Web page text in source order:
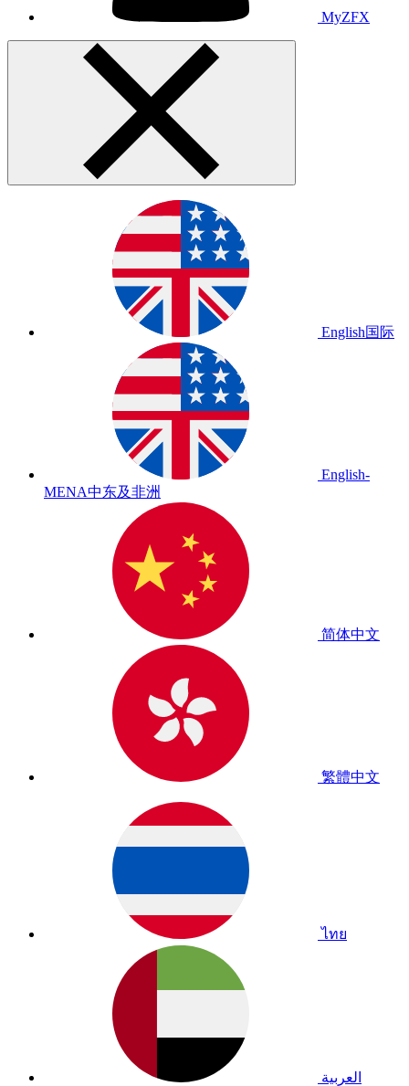
MyZFX
English国际
English-
MENA中东及非洲
简体中文
繁體中文
ไทย
العربية